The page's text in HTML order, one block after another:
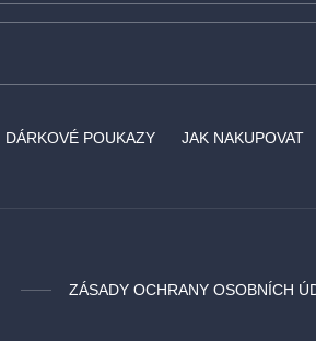
DÁRKOVÉ POUKAZY JAK NAKUPOVAT
ZÁSADY OCHRANY OSOBNÍCH